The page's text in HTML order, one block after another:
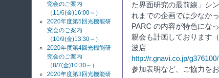
た界面研究の最前線」シ
れまでの企画では少なか
PARC の内容が特色にな
親会も計画しております
波店
http://r.gnavi.co.jp/g376100/
参加表明など、ご協力を
究会のご案内
（11/6(金)16:00～）
2020年度第5回光機能研
究会のご案内
（10/9(金)13:30～）
2020年度第4回光機能研
究会のご案内
（8/7(金)10:30～）
2020年度第3回光機能研